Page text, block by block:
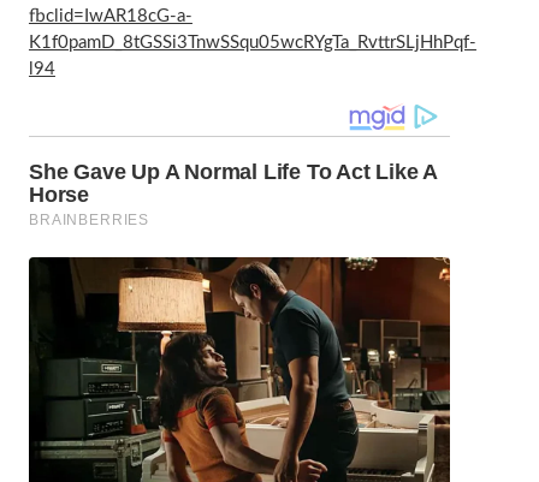
fbclid=IwAR18cG-a-
K1f0pamD_8tGSSi3TnwSSqu05wcRYgTa_RvttrSLjHhPqf-
l94